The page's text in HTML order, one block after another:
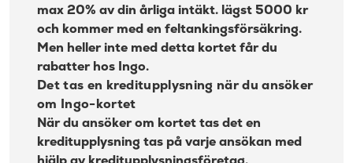
max 20% av din årliga intäkt. lägst 5000 kr
och kommer med en feltankingsförsäkring.
Men heller inte med detta kortet får du
rabatter hos Ingo.
Det tas en kreditupplysning när du ansöker
om Ingo-kortet
När du ansöker om kortet tas det en
kreditupplysning tas på varje ansökan med